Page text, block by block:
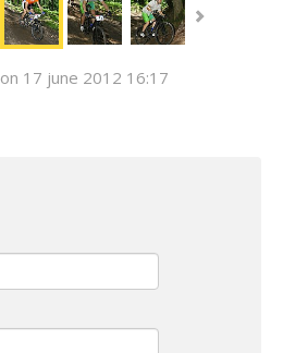
on 17 june 2012 16:17